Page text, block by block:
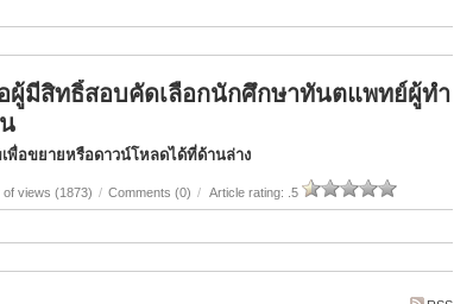
ผู้มีสิทธิ์สอบคัดเลือกนักศึกษาทันตแพทย์ผู้ทำ
พื่อขยายหรือดาวน์โหลดได้ที่ด้านล่าง
of views (1873) / Comments (0) / Article rating: .5